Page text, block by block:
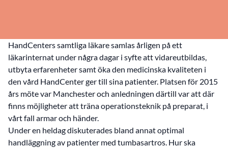
HandCenters samtliga läkare samlas årligen på ett
läkarinternat under några dagar i syfte att vidareutbildas,
utbyta erfarenheter samt öka den medicinska kvaliteten i
den vård HandCenter ger till sina patienter. Platsen för 2015
års möte var Manchester och anledningen därtill var att där
finns möjligheter att träna operationsteknik på preparat, i
vårt fall armar och händer.
Under en heldag diskuterades bland annat optimal
handläggning av patienter med tumbasartros. Hur ska